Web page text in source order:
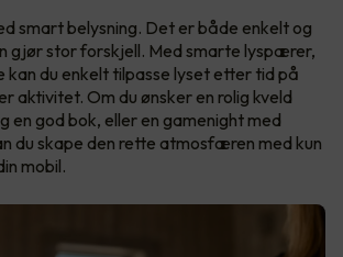
smart belysning. Det er både enkelt og
gjør stor forskjell. Med smarte lyspærer,
kan du enkelt tilpasse lyset etter tid på
aktivitet. Om du ønsker en rolig kveld
en god bok, eller en gamenight med
du skape den rette atmosfæren med kun
mobil.